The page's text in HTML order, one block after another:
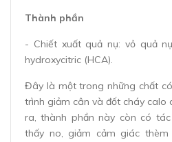
Thành phần
- Chiết xuất quả nụ: vỏ quả
hydroxycitric (HCA).
Đây là một trong những chất
trình giảm cân và đốt cháy calo
ra, thành phần này còn có
thấy no, giảm cảm giác